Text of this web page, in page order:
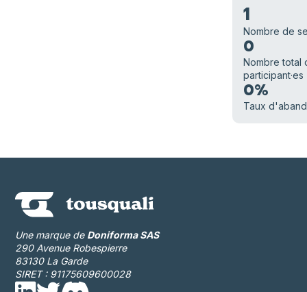
1
Nombre de
0
Nombre total
participant·es
0%
Taux
Une marque de Doniforma SAS
290 Avenue Robespierre
83130 La Garde
SIRET : 91175609600028